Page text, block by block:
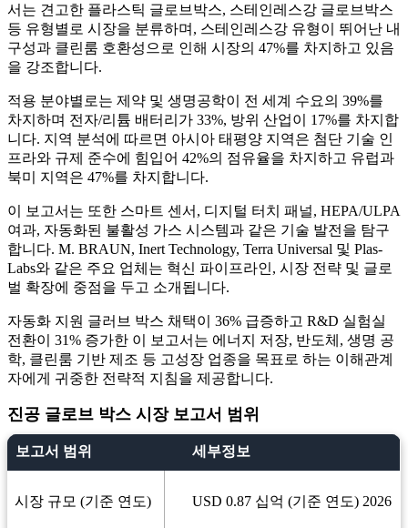
서는 견고한 플라스틱 글로브박스, 스테인레스강 글로브박스
등 유형별로 시장을 분류하며, 스테인레스강 유형이 뛰어난 내
구성과 클린룸 호환성으로 인해 시장의 47%를 차지하고 있음
을 강조합니다.
적용 분야별로는 제약 및 생명공학이 전 세계 수요의 39%를
차지하며 전자/리튬 배터리가 33%, 방위 산업이 17%를 차지합
니다. 지역 분석에 따르면 아시아 태평양 지역은 첨단 기술 인
프라와 규제 준수에 힘입어 42%의 점유율을 차지하고 유럽과
북미 지역은 47%를 차지합니다.
이 보고서는 또한 스마트 센서, 디지털 터치 패널, HEPA/ULPA
여과, 자동화된 불활성 가스 시스템과 같은 기술 발전을 탐구
합니다. M. BRAUN, Inert Technology, Terra Universal 및 Plas-
Labs와 같은 주요 업체는 혁신 파이프라인, 시장 전략 및 글로
벌 확장에 중점을 두고 소개됩니다.
자동화 지원 글러브 박스 채택이 36% 급증하고 R&D 실험실
전환이 31% 증가한 이 보고서는 에너지 저장, 반도체, 생명 공
학, 클린룸 기반 제조 등 고성장 업종을 목표로 하는 이해관계
자에게 귀중한 전략적 지침을 제공합니다.
진공 글로브 박스 시장 보고서 범위
보고서 범위 세부정보
시장 규모 (기준 연도) USD 0.87 십억 (기준 연도) 2026